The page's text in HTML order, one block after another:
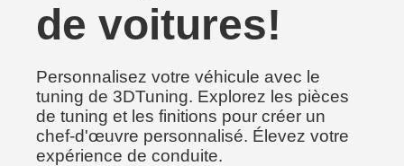
de voitures!
Personnalisez votre véhicule avec le
tuning de 3DTuning. Explorez les pièces
de tuning et les finitions pour créer un
chef-d'œuvre personnalisé. Élevez votre
expérience de conduite.